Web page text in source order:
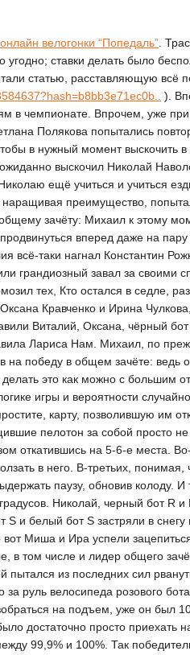
онлайн велогонки “Попедаль” .
угодно; ставки делать было
статью, расставляющую
).
в чемпионате. Впрочем, уже
Полякова попытались
в нужный момент выскочить
выскочил Николай
ещё учиться и учиться
преимущество,
зачёту: Михаил к этому
вперед даже на
всё-таки нагнал Константин
грандиозный завал за своими
тех, Кто остался в седле,
Кравченко и Ирина
Виталий, Оксана, чёрный
Лариса Нам. Михаил, по
на победу в общем зачёте:
это как можно с большим
игры и вероятности
карту, позволившую им
пелотон за собой просто
откатившись на 5-6-е места.
в него. В-третьих, понимая,
паузу, обновив колоду.
Николай, черный бот R и
S и белый бот S застряли в
Миша и Ира успели
в том числе и лидер общего
из последних сил
руль велосипеда розового
на подъем, уже он был
достаточно просто приехать
99,9% и 100%. Так